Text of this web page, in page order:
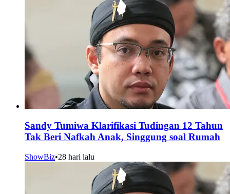
Sandy Tumiwa Klarifikasi Tudingan 12 Tahun
Tak Beri Nafkah Anak, Singgung soal Rumah
ShowBiz•28 hari lalu